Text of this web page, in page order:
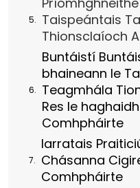
Taispeántais
Thionsclaíoch
Buntáistí
bhaineann le
Teagmhála
Res le
Comhpháirte
Iarratais
Chásanna
Comhpháirte